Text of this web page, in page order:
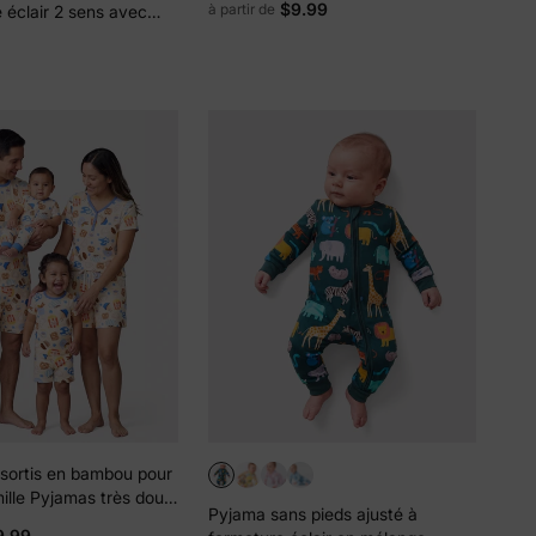
éclair 2 sens avec
manches longues et
femmes, enfants, tout-petits et
à partir de $9.99
en bambou pour
Pyjamas très doux
bambou pour
Pyjama sans pieds ajusté à
de
et
votre